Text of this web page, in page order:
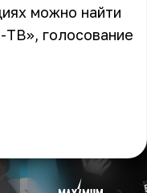
можно найти
голосование